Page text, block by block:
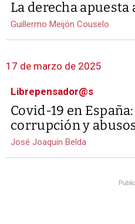
La derecha apuesta
Guillermo Meijón Couselo
17 de marzo de 2025
Librepensador@s
Covid-19 en
corrupción y
José Joaquín Belda